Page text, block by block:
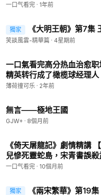
一口气看完 · 1年前
會員專享
獨家 《大明王朝》第7集
笑談風雲-精華篇 · 4星期前
一口氣看完高分热血治愈
精英转行成了橄榄球经理
薄荷撞可乐 · 2年前
無言——極地王國
GJW+ · 8個月前
《倚天屠龍記》劇情精講
兒慘死靈蛇島，宋青書誤
P6
一口气看完 · 10個月前
會員專享
獨家 《兩宋繁華》第19